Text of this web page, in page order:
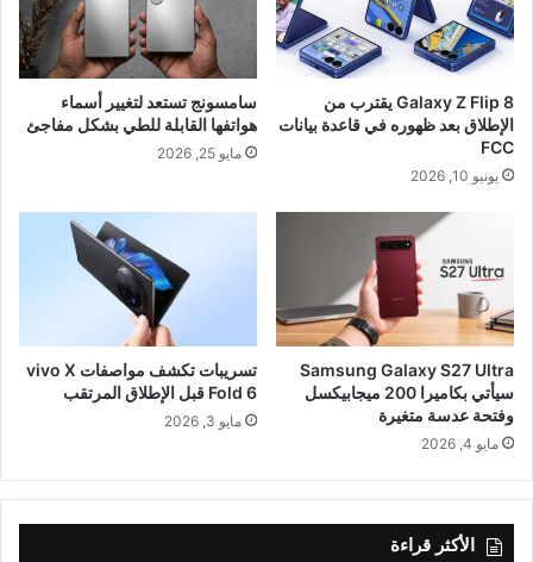
Galaxy Z Flip 8 يقترب من
الإطلاق بعد ظهوره في قاعدة بيانات
FCC
يونيو 10, 2026
سامسونج تستعد لتغيير أسماء
هواتفها القابلة للطي بشكل مفاجئ
مايو 25, 2026
Samsung Galaxy S27 Ultra
سيأتي بكاميرا 200 ميجابيكسل
وفتحة عدسة متغيرة
مايو 4, 2026
تسريبات تكشف مواصفات vivo X
Fold 6 قبل الإطلاق المرتقب
مايو 3, 2026
الأكثر قراءة